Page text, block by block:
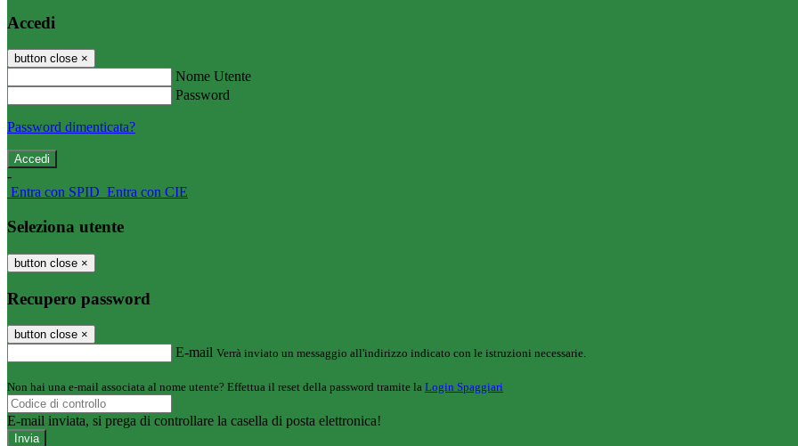
Accedi
button close ×
Nome Utente
Password
Password dimenticata?
-
Entra con SPID Entra con CIE
Seleziona utente
button close ×
Recupero password
button close ×
E-mail Verrà inviato un messaggio all'indirizzo indicato con le istruzioni necessarie.
Non hai una e-mail associata al nome utente? Effettua il reset della password tramite la Login Spaggiari
E-mail inviata, si prega di controllare la casella di posta elettronica!